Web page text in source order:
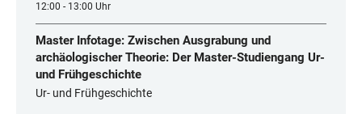
12:00 - 13:00 Uhr
Master Infotage: Zwischen Ausgrabung und
archäologischer Theorie: Der Master-Studiengang Ur-
und Frühgeschichte
Ur- und Frühgeschichte